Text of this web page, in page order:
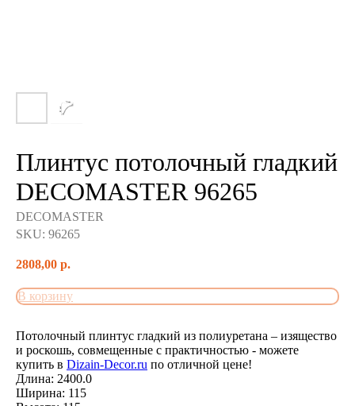
Плинтус потолочный гладкий
DECOMASTER 96265
DECOMASTER
SKU: 96265
2808,00 р.
В корзину
Потолочный плинтус гладкий из полиуретана – изящество
и роскошь, совмещенные с практичностью - можете
купить в Dizain-Decor.ru по отличной цене!
Длина: 2400.0
Ширина: 115